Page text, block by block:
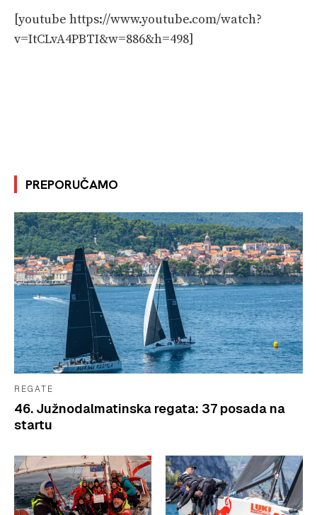
[youtube https://www.youtube.com/watch?
v=ItCLvA4PBTI&w=886&h=498]
PREPORUČAMO
REGATE
46. Južnodalmatinska regata: 37 posada na
startu